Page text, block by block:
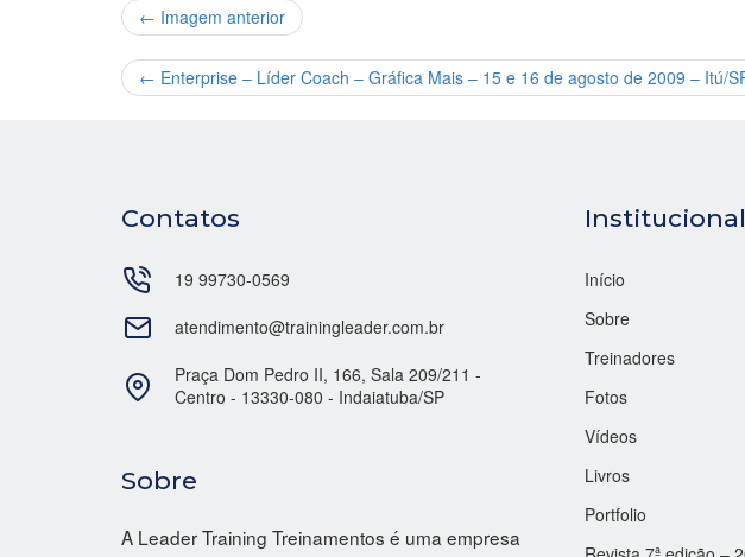
← Imagem anterior
← Enterprise – Líder Coach – Gráfica Mais – 15 e 16 de agosto de 2009 – Itú/
Contatos
19 99730-0569
atendimento@trainingleader.com.br
Praça Dom Pedro II, 166, Sala 209/211 -
Centro - 13330-080 - Indaiatuba/SP
Sobre
A Leader Training Treinamentos é uma empresa
Institucional
Início
Sobre
Treinadores
Fotos
Vídeos
Livros
Portfolio